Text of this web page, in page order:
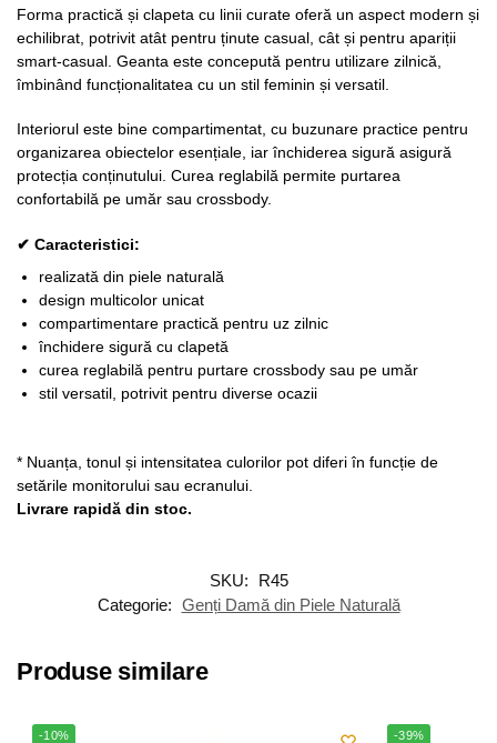
Forma practică și clapeta cu linii curate oferă un aspect modern și
echilibrat, potrivit atât pentru ținute casual, cât și pentru apariții
smart-casual. Geanta este concepută pentru utilizare zilnică,
îmbinând funcționalitatea cu un stil feminin și versatil.
Interiorul este bine compartimentat, cu buzunare practice pentru
organizarea obiectelor esențiale, iar închiderea sigură asigură
protecția conținutului. Curea reglabilă permite purtarea
confortabilă pe umăr sau crossbody.
✔ Caracteristici:
realizată din piele naturală
design multicolor unicat
compartimentare practică pentru uz zilnic
închidere sigură cu clapetă
curea reglabilă pentru purtare crossbody sau pe umăr
stil versatil, potrivit pentru diverse ocazii
* Nuanța, tonul și intensitatea culorilor pot diferi în funcție de
setările monitorului sau ecranului.
Livrare rapidă din stoc.
SKU:
R45
Categorie: Genți Damă din Piele Naturală
Produse similare
-10% -39%